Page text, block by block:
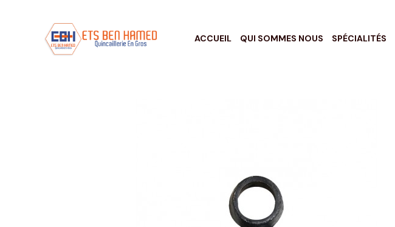
ACCUEIL QUI SOMMES NOUS SPÉCIALITÉS